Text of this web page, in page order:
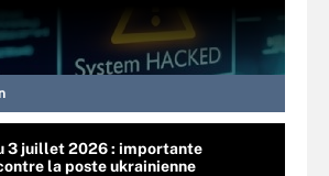
3 juillet 2026 : importante
la poste ukrainienne